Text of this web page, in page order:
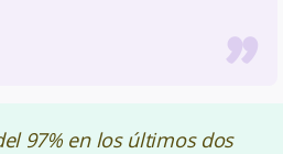
”
97% en los últimos dos